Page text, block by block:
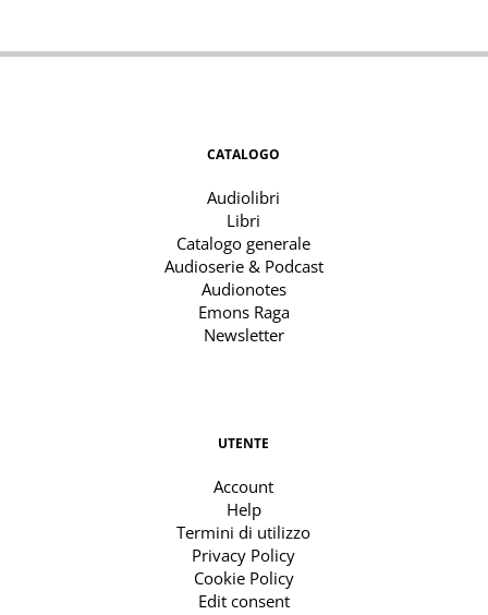
CATALOGO
Audiolibri
Libri
Catalogo generale
Audioserie & Podcast
Audionotes
Emons Raga
Newsletter
UTENTE
Account
Help
Termini di utilizzo
Privacy Policy
Cookie Policy
Edit consent